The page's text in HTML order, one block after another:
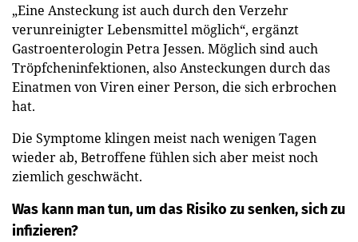
„Eine Ansteckung ist auch durch den Verzehr
verunreinigter Lebensmittel möglich“, ergänzt
Gastroenterologin Petra Jessen. Möglich sind auch
Tröpfcheninfektionen, also Ansteckungen durch das
Einatmen von Viren einer Person, die sich erbrochen
hat.
Die Symptome klingen meist nach wenigen Tagen
wieder ab, Betroffene fühlen sich aber meist noch
ziemlich geschwächt.
Was kann man tun, um das Risiko zu senken, sich zu
infizieren?